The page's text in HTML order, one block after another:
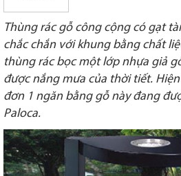
Thùng rác gỗ công cộng có gạt
chắc chắn với khung bằng chất
thùng rác bọc một lớp nhựa giả
được nắng mưa của thời tiết.
đơn 1 ngăn bằng gỗ này đang
Paloca.